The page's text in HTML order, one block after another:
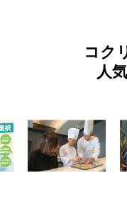
コク
人